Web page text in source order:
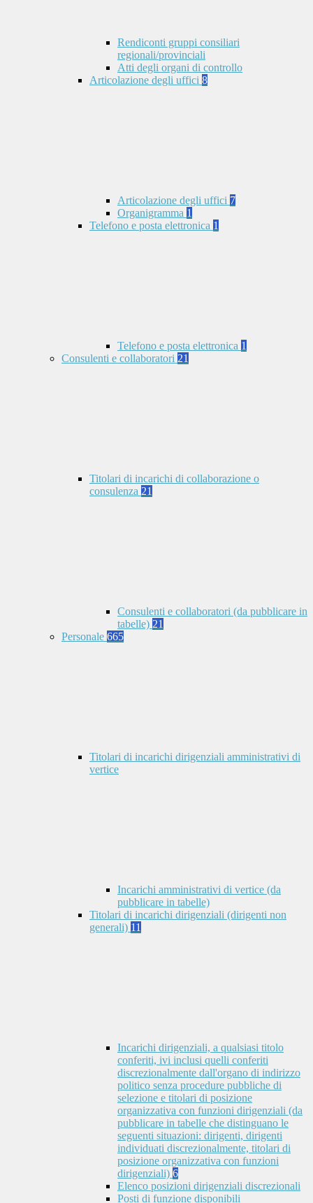
Rendiconti gruppi consiliari
regionali/provinciali
Atti degli organi di controllo
Articolazione degli uffici 8
Articolazione degli uffici 7
Organigramma 1
Telefono e posta elettronica 1
Telefono e posta elettronica 1
Consulenti e collaboratori 21
Titolari di incarichi di collaborazione o
consulenza 21
Consulenti e collaboratori (da pubblicare in
tabelle) 21
Personale 665
Titolari di incarichi dirigenziali amministrativi di
vertice
Incarichi amministrativi di vertice (da
pubblicare in tabelle)
Titolari di incarichi dirigenziali (dirigenti non
generali) 11
Incarichi dirigenziali, a qualsiasi titolo
conferiti, ivi inclusi quelli conferiti
discrezionalmente dall'organo di indirizzo
politico senza procedure pubbliche di
selezione e titolari di posizione
organizzativa con funzioni dirigenziali (da
pubblicare in tabelle che distinguano le
seguenti situazioni: dirigenti, dirigenti
individuati discrezionalmente, titolari di
posizione organizzativa con funzioni
dirigenziali) 6
Elenco posizioni dirigenziali discrezionali
Posti di funzione disponibili